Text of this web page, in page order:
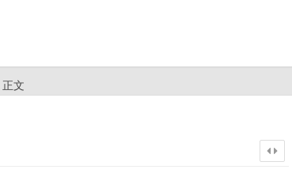
正文